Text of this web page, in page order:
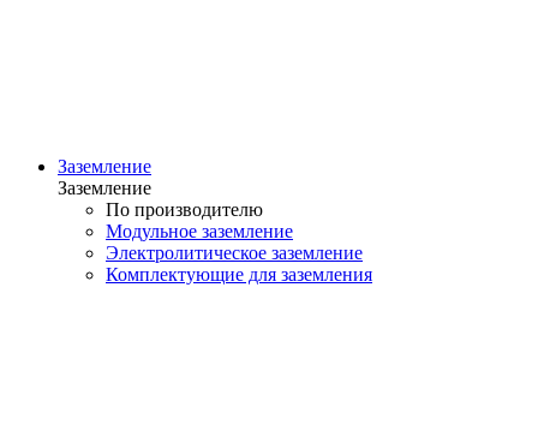
Заземление
Заземление
По производителю
Модульное заземление
Электролитическое заземление
Комплектующие для заземления